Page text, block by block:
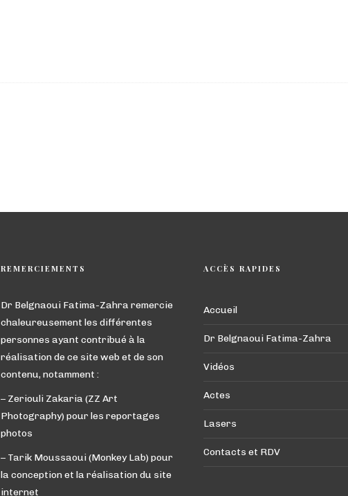
REMERCIEMENTS
Dr Belgnaoui Fatima-Zahra remercie
chaleureusement les différentes
personnes ayant contribué à la
réalisation de ce site web et de son
contenu, notamment :
– Zeriouli Zakaria (ZZ Art
Photography) pour les reportages
photos
– Tarik Moussaoui (Monkey Lab) pour
la conception et la réalisation du site
internet
ACCÈS RAPIDES
Accueil
Dr Belgnaoui Fatima-Zahra
Vidéos
Actes
Lasers
Contacts et RDV